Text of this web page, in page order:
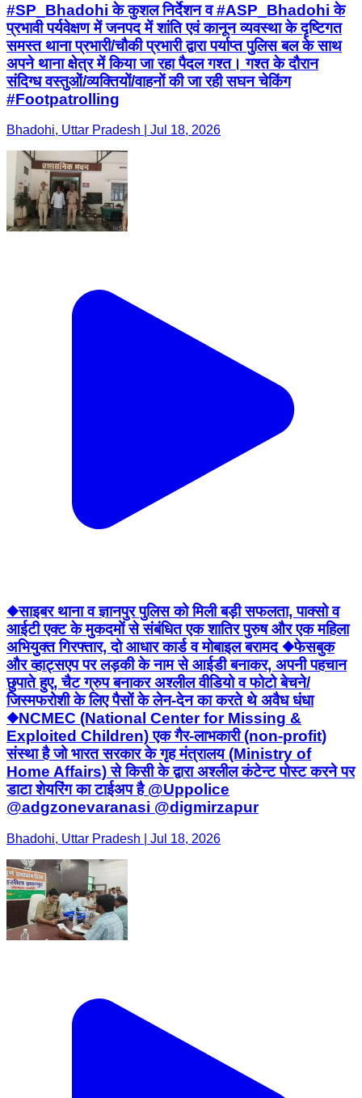
#SP_Bhadohi के कुशल निर्देशन व #ASP_Bhadohi के
प्रभावी पर्यवेक्षण में जनपद में शांति एवं कानून व्यवस्था के दृष्टिगत
समस्त थाना प्रभारी/चौकी प्रभारी द्वारा पर्याप्त पुलिस बल के साथ
अपने थाना क्षेत्र में किया जा रहा पैदल गश्त। गश्त के दौरान
संदिग्ध वस्तुओं/व्यक्तियों/वाहनों की जा रही सघन चेकिंग
#Footpatrolling
Bhadohi, Uttar Pradesh | Jul 18, 2026
◆साइबर थाना व ज्ञानपुर पुलिस को मिली बड़ी सफलता, पाक्सो व
आईटी एक्ट के मुकदमों से संबंधित एक शातिर पुरुष और एक महिला
अभियुक्त गिरफ्तार, दो आधार कार्ड व मोबाइल बरामद ◆फेसबुक
और व्हाट्सएप पर लड़की के नाम से आईडी बनाकर, अपनी पहचान
छुपाते हुए, चैट ग्रुप बनाकर अश्लील वीडियो व फोटो बेचने/
जिस्मफरोशी के लिए पैसों के लेन-देन का करते थे अवैध धंधा
◆NCMEC (National Center for Missing &
Exploited Children) एक गैर-लाभकारी (non-profit)
संस्था है जो भारत सरकार के गृह मंत्रालय (Ministry of
Home Affairs) से किसी के द्वारा अश्लील कंटेन्ट पोस्ट करने पर
डाटा शेयरिंग का टाईअप है @Uppolice
@adgzonevaranasi @digmirzapur
Bhadohi, Uttar Pradesh | Jul 18, 2026